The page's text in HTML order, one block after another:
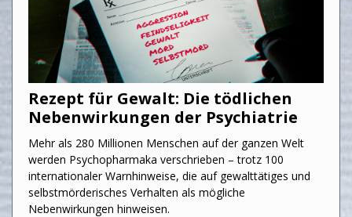
Rezept für Gewalt: Die tödlichen
Nebenwirkungen der Psychiatrie
Mehr als 280 Millionen Menschen auf der ganzen Welt
werden Psychopharmaka verschrieben – trotz 100
internationaler Warnhinweise, die auf gewalttätiges und
selbstmörderisches Verhalten als mögliche
Nebenwirkungen hinweisen.